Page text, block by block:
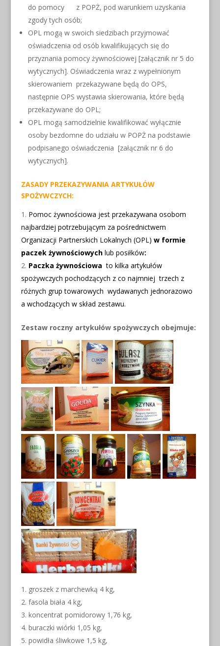
do pomocy z POPŻ, pod warunkiem uzyskania
zgody tych osób;
OPL mogą w swoich siedzibach przyjmować
oświadczenia od osób kwalifikujących się do
przyznania pomocy żywnościowej [załącznik nr 5 do
wytycznych]. Oświadczenia wraz z wypełnionym
skierowaniem przekazywane będą do OPS,
następnie OPS wystawia skierowania, które będą
przekazywane do OPL;
OPL mogą samodzielnie kwalifikować wyłącznie
osoby bezdomne do udziału w POPŻ na podstawie
podpisanego oświadczenia [załącznik nr 6 do
wytycznych].
ZASADY PRZEKAZYWANIA ARTYKUŁÓW
SPOŻYWCZYCH:
Pomoc żywnościowa jest przekazywana osobom
najbardziej potrzebującym za pośrednictwem
Organizacji Partnerskich Lokalnych (OPL) w formie
paczek żywnościowych lub posiłków:
Paczka żywnościowa to kilka artykułów
spożywczych pochodzących z co najmniej trzech z
różnych grup towarowych wydawanych jednorazowo
a wchodzących w skład zestawu.
Zestaw roczny artykułów spożywczych obejmuje:
groszek z marchewką 4 kg,
fasola biała 4 kg,
koncentrat pomidorowy 1,76 kg,
buraczki wiórki 1,05 kg,
powidła śliwkowe 1,5 kg,